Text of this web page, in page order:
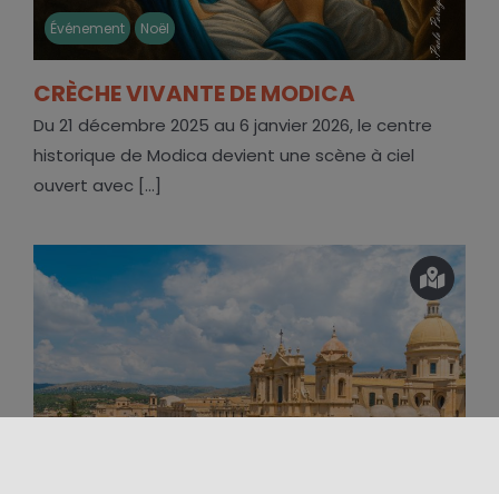
Événement Noël
CRÈCHE VIVANTE DE MODICA
Du 21 décembre 2025 au 6 janvier 2026, le centre
historique de Modica devient une scène à ciel
ouvert avec [...]